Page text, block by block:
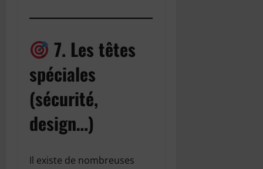
7. Les têtes
spéciales
(sécurité,
design…)
Il existe de nombreuses